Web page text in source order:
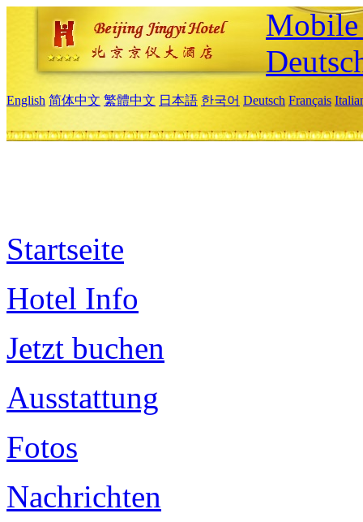
English 简体中文 繁體中文 日本語 한국어 Deutsch Français
Startseite
Hotel Info
Jetzt buchen
Ausstattung
Fotos
Nachrichten